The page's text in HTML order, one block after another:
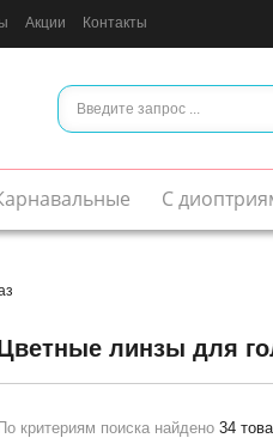
Акции Контакты
С
линзы для
критериям поиска найдено 34